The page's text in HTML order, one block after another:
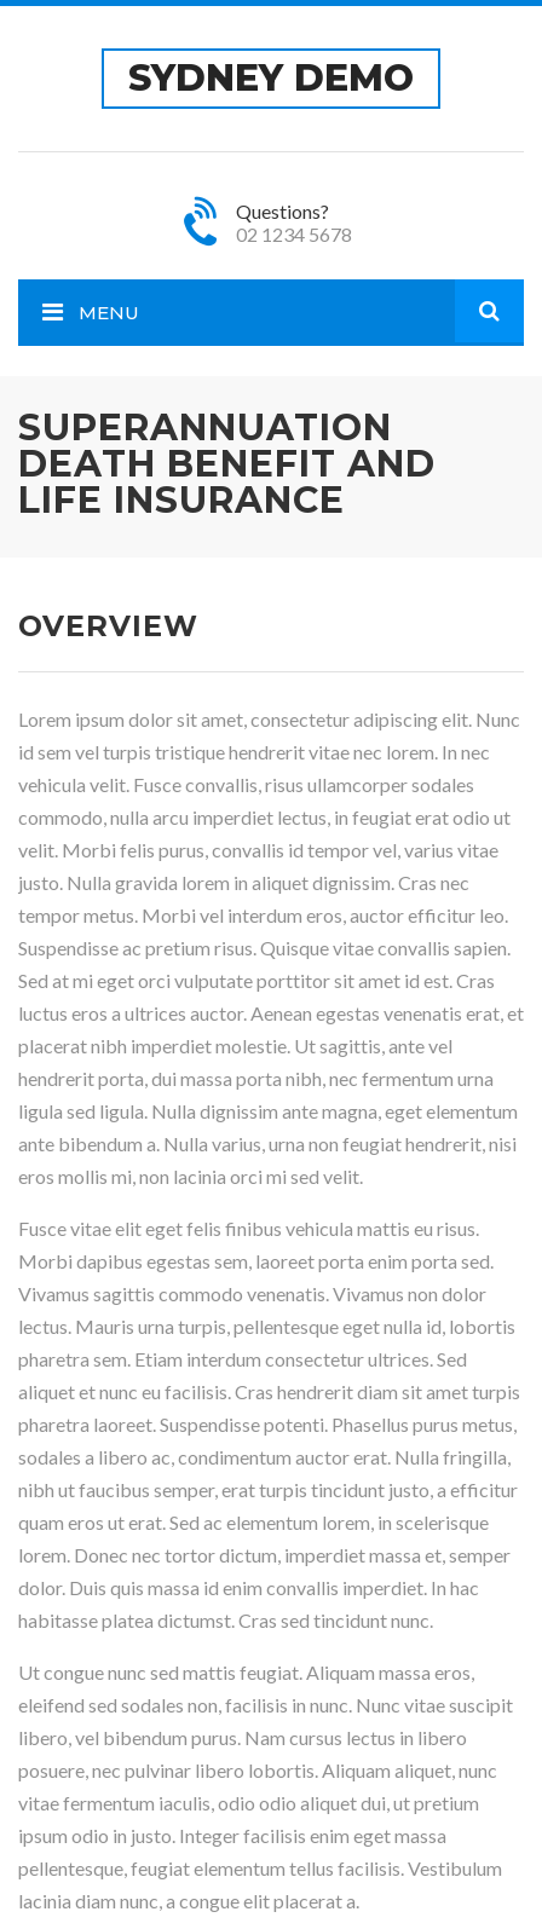
SYDNEY DEMO
Questions?
02 1234 5678
MENU
SUPERANNUATION
DEATH BENEFIT AND
LIFE INSURANCE
OVERVIEW
Lorem ipsum dolor sit amet, consectetur adipiscing elit. Nunc
id sem vel turpis tristique hendrerit vitae nec lorem. In nec
vehicula velit. Fusce convallis, risus ullamcorper sodales
commodo, nulla arcu imperdiet lectus, in feugiat erat odio ut
velit. Morbi felis purus, convallis id tempor vel, varius vitae
justo. Nulla gravida lorem in aliquet dignissim. Cras nec
tempor metus. Morbi vel interdum eros, auctor efficitur leo.
Suspendisse ac pretium risus. Quisque vitae convallis sapien.
Sed at mi eget orci vulputate porttitor sit amet id est. Cras
luctus eros a ultrices auctor. Aenean egestas venenatis erat, et
placerat nibh imperdiet molestie. Ut sagittis, ante vel
hendrerit porta, dui massa porta nibh, nec fermentum urna
ligula sed ligula. Nulla dignissim ante magna, eget elementum
ante bibendum a. Nulla varius, urna non feugiat hendrerit, nisi
eros mollis mi, non lacinia orci mi sed velit.
Fusce vitae elit eget felis finibus vehicula mattis eu risus.
Morbi dapibus egestas sem, laoreet porta enim porta sed.
Vivamus sagittis commodo venenatis. Vivamus non dolor
lectus. Mauris urna turpis, pellentesque eget nulla id, lobortis
pharetra sem. Etiam interdum consectetur ultrices. Sed
aliquet et nunc eu facilisis. Cras hendrerit diam sit amet turpis
pharetra laoreet. Suspendisse potenti. Phasellus purus metus,
sodales a libero ac, condimentum auctor erat. Nulla fringilla,
nibh ut faucibus semper, erat turpis tincidunt justo, a efficitur
quam eros ut erat. Sed ac elementum lorem, in scelerisque
lorem. Donec nec tortor dictum, imperdiet massa et, semper
dolor. Duis quis massa id enim convallis imperdiet. In hac
habitasse platea dictumst. Cras sed tincidunt nunc.
Ut congue nunc sed mattis feugiat. Aliquam massa eros,
eleifend sed sodales non, facilisis in nunc. Nunc vitae suscipit
libero, vel bibendum purus. Nam cursus lectus in libero
posuere, nec pulvinar libero lobortis. Aliquam aliquet, nunc
vitae fermentum iaculis, odio odio aliquet dui, ut pretium
ipsum odio in justo. Integer facilisis enim eget massa
pellentesque, feugiat elementum tellus facilisis. Vestibulum
lacinia diam nunc, a congue elit placerat a.